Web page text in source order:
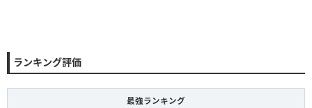
ランキング評価
最強ランキング